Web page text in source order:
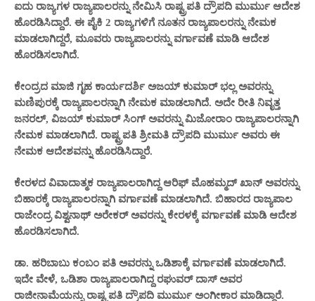
ಐದು ರಾಜ್ಯಗಳ ರಾಜ್ಯಪಾಲರನ್ನು ನೇಮಿಸಿ ರಾಷ್ಟ್ರಪತಿ ದ್ರೌಪದಿ ಮುರ್ಮು ಆದೇಶ
ಹೊರಡಿಸಿದ್ದಾರೆ. ಈ ಪೈಕಿ 2 ರಾಜ್ಯಗಳಿಗೆ ನೂತನ ರಾಜ್ಯಪಾಲರನ್ನುನೇಮಕ
ಮಾಡಲಾಗಿದ್ದರೆ, ಮೂವರು ರಾಜ್ಯಪಾಲರನ್ನು ವರ್ಗಾವಣೆ ಮಾಡಿ ಆದೇಶ
ಹೊರಡಿಸಲಾಗಿದೆ.
ಕೇಂದ್ರದ ಮಾಜಿ ಗೃಹ ಕಾರ್ಯದರ್ಶಿ ಅಜಯ್ ಕುಮಾರ್ಭಲ್ಲ ಅವರನ್ನು
ಮಣಿಪುರಕ್ಕೆ ರಾಜ್ಯಪಾಲರನ್ನಾಗಿ ನೇಮಕ ಮಾಡಲಾಗಿದೆ. ಅದೇ ರೀತಿ ನಿವೃತ್ತ
ಜನರಲ್, ವಿಜಯ್ ಕುಮಾರ್ ಸಿಂಗ್ ಅವರನ್ನು ಮಿಜೋರಾಂ ರಾಜ್ಯಪಾಲರನ್ನಾಗಿ
ನೇಮಕ ಮಾಡಲಾಗಿದೆ. ರಾಷ್ಟ್ರಪತಿ ಶ್ರೀಮತಿ ದ್ರೌಪದಿ ಮುರ್ಮು ಅವರು ಈ
ನೇಮಕ ಆದೇಶವನ್ನು ಹೊರಡಿಸಿದ್ದಾರೆ.
ಕೇರಳದ ವಿವಾದಾತ್ಮಕ ರಾಜ್ಯಪಾಲರಾಗಿದ್ದ ಆರಿಫ್ ಮೊಹಮ್ಮದ್ ಖಾನ್ ಅವರನ್ನು
ಬಿಹಾರಕ್ಕೆ ರಾಜ್ಯಪಾಲರನ್ನಾಗಿ ವರ್ಗಾವಣೆ ಮಾಡಲಾಗಿದೆ. ಬಿಹಾರದ ರಾಜ್ಯಪಾಲ
ರಾಜೇಂದ್ರ ವಿಶ್ವನಾಥ್ ಅರೇಕರ್ ಅವರನ್ನು ಕೇರಳಕ್ಕೆ ವರ್ಗಾವಣೆ ಮಾಡಿ ಆದೇಶ
ಹೊರಡಿಸಲಾಗಿದೆ.
ಡಾ. ಹರಿಬಾಬು ಕಂಬಂ ಪತಿ ಅವರನ್ನು ಒಡಿಶಾಕ್ಕೆ ವರ್ಗಾವಣೆ ಮಾಡಲಾಗಿದೆ.
ಇದೇ ವೇಳೆ, ಒಡಿಶಾ ರಾಜ್ಯಪಾಲರಾಗಿದ್ದ ರಘುವರ್ ದಾಸ್ ಅವರ
ರಾಜೀನಾಮೆಯನ್ನು ರಾಷ್ಟ್ರಪತಿ ದ್ರೌಪದಿ ಮುರ್ಮು ಅಂಗೀಕಾರ ಮಾಡಿದ್ದಾರೆ.